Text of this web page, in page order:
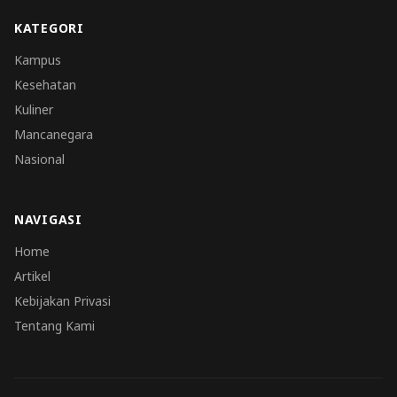
KATEGORI
Kampus
Kesehatan
Kuliner
Mancanegara
Nasional
NAVIGASI
Home
Artikel
Kebijakan Privasi
Tentang Kami